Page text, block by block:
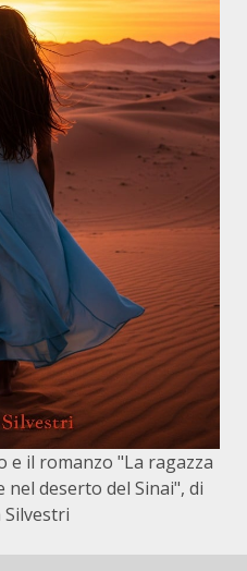
il romanzo "La ragazza
deserto del Sinai", di
Silvestri